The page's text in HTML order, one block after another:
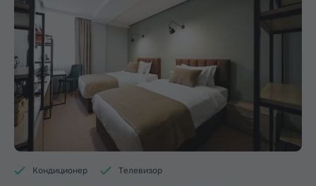
Кондиционер Телевизор